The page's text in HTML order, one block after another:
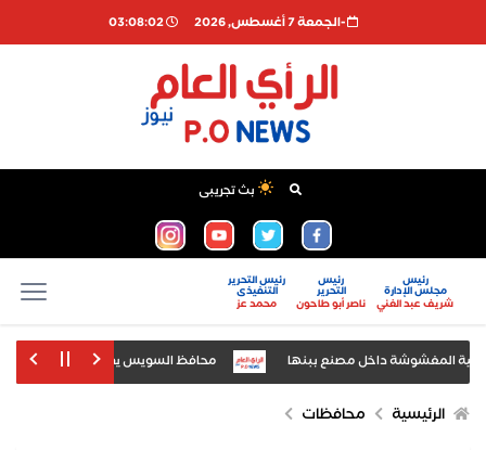
-الجمعة 7 أغسطس, 2026 03:08:03
بث تجريبى
رئيس
مجلس الإدارة
شريف عبد الغني
رئيس
التحرير
ناصر أبو طاحون
رئيس التحرير
التنفيذى
محمد عز
المغشوشة داخل مصنع ببنها محافظ السويس يفتتح الدورة الرابعة لمعرض
الرئيسية محافظات